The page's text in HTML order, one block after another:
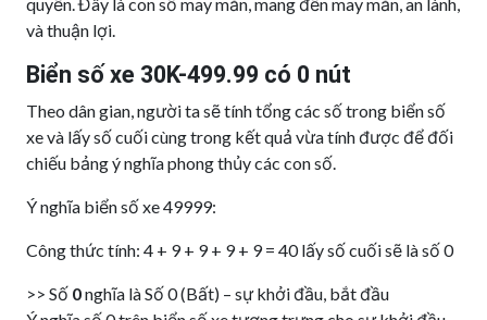
quyền. Đây là con số may mắn, mang đến may mắn, an lành,
và thuận lợi.
Biển số xe 30K-499.99 có 0 nút
Theo dân gian, người ta sẽ tính tổng các số trong biển số
xe và lấy số cuối cùng trong kết quả vừa tính được để đối
chiếu bảng ý nghĩa phong thủy các con số.
Ý nghĩa biển số xe 49999:
Công thức tính: 4 + 9 + 9 + 9 + 9 = 40 lấy số cuối sẽ là số 0
>> Số 0nghĩa là Số 0 (Bất) – sự khởi đầu, bắt đầu